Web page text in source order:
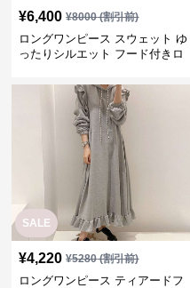
¥6,400 ¥8000(割引前)
ロングワンピース スウェット ゆ
ったりシルエット フード付きロ
SALE
¥4,220 ¥5280(割引前)
ロングワンピース ティアードフ